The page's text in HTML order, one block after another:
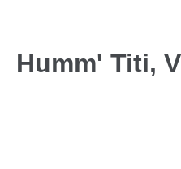
Humm' Titi,